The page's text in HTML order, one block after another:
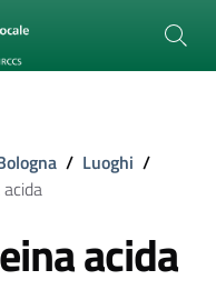
/ Luoghi /
acida